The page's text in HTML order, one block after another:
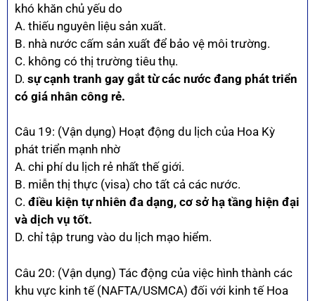
khó khăn chủ yếu do
A. thiếu nguyên liệu sản xuất.
B. nhà nước cấm sản xuất để bảo vệ môi trường.
C. không có thị trường tiêu thụ.
D. sự cạnh tranh gay gắt từ các nước đang phát triển
có giá nhân công rẻ.
Câu 19: (Vận dụng) Hoạt động du lịch của Hoa Kỳ
phát triển mạnh nhờ
A. chi phí du lịch rẻ nhất thế giới.
B. miễn thị thực (visa) cho tất cả các nước.
C. điều kiện tự nhiên đa dạng, cơ sở hạ tầng hiện đại
và dịch vụ tốt.
D. chỉ tập trung vào du lịch mạo hiểm.
Câu 20: (Vận dụng) Tác động của việc hình thành các
khu vực kinh tế (NAFTA/USMCA) đối với kinh tế Hoa